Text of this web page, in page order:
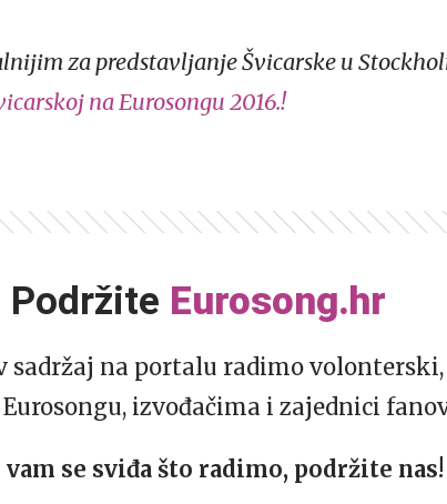
za predstavljanje Švicarske u
na Eurosongu 2016.!
Podržite Eurosong.hr
sadržaj na portalu radimo
izvođačima i zajednici
vam se sviđa što radimo, podržite nas!